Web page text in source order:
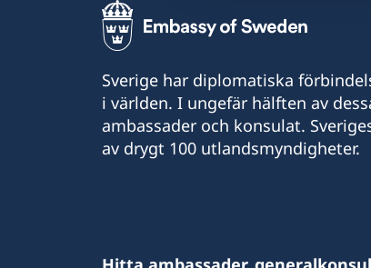
Sverige har diplomatiska
i världen. I ungefär hälften av
ambassader och konsulat.
av drygt 100 utlandsmyndigheter.